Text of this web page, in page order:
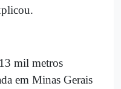
mil metros
em Minas Gerais